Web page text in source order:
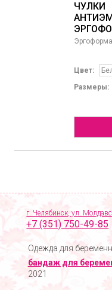
ЧУЛКИ
Цвет:
Размеры:
г. Челябинск, ул.
+7 (351) 750-49-85
Одежда для
бандаж для
2021